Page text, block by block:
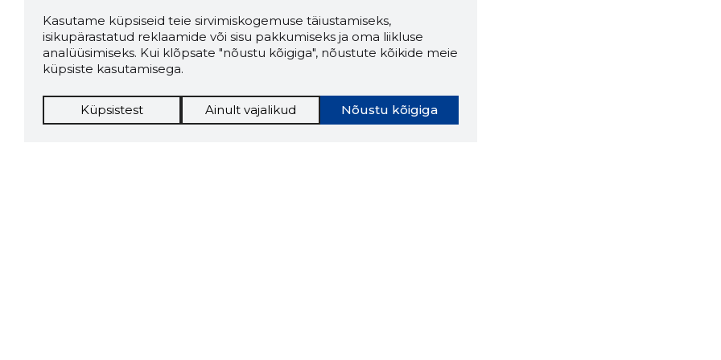
Kasutame küpsiseid teie sirvimiskogemuse täiustamiseks,
isikupärastatud reklaamide või sisu pakkumiseks ja oma liikluse
analüüsimiseks. Kui klõpsate "nõustu kõigiga", nõustute kõikide meie
küpsiste kasutamisega.
Nõustu kõigiga
Küpsistest Ainult vajalikud